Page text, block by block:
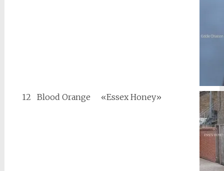
12 Blood Orange «Essex Honey»